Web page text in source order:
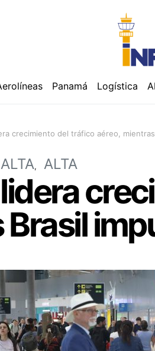
Panamá Logística
crecimiento del tráfico aéreo,
ALTA ALTA